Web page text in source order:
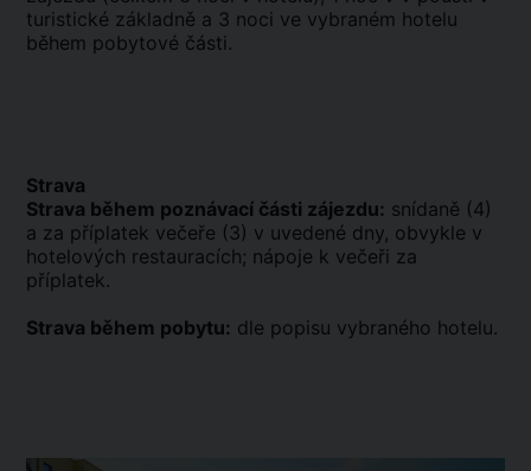
turistické základně a 3 noci ve vybraném hotelu
během pobytové části.
Strava
Strava během poznávací části zájezdu: snídaně (4)
a za příplatek večeře (3) v uvedené dny, obvykle v
hotelových restauracích; nápoje k večeři za
příplatek.
Strava během pobytu: dle popisu vybraného hotelu.